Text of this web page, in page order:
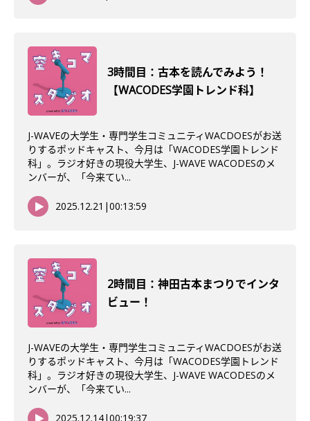
3時間目：古本を読んでみよう！
【WACODES学園トレンド科】
J-WAVEの大学生・専門学生コミュニティWACDOESがお送
りするポッドキャスト、今月は「WACODES学園トレンド
科」。ラジオ好きの現役大学生、J-WAVE WACODESのメ
ンバーが、「今来てい...
2025.12.21 |00:13:59
2時間目：神田古本まつりでインタ
ビュー！
J-WAVEの大学生・専門学生コミュニティWACDOESがお送
りするポッドキャスト、今月は「WACODES学園トレンド
科」。ラジオ好きの現役大学生、J-WAVE WACODESのメ
ンバーが、「今来てい...
2025.12.14|00:19:37